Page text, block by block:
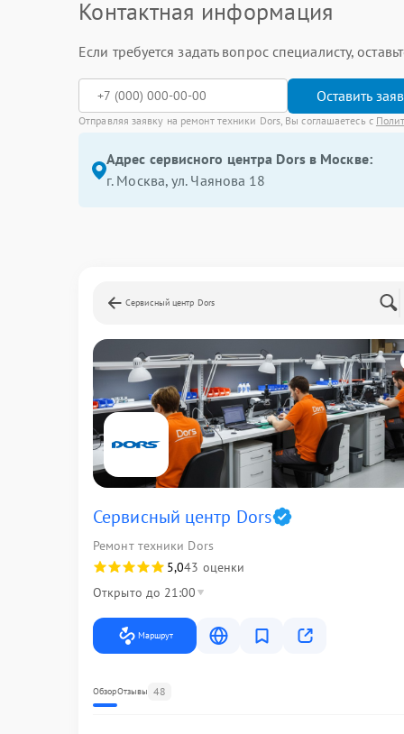
Контактная информация
Если требуется задать вопрос специалисту,
Оставить
Отправляя заявку на ремонт техники Dors, Вы соглашаетесь с
Адрес сервисного центра Dors в Москве:
г. Москва, ул. Чаянова 18
Сервисный центр Dors
Сервисный центр Dors
Ремонт техники Dors
5,043 оценки
Открыто до 21:00
Маршрут
ОбзорОтзывы 48